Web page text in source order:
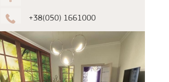
+38(050) 1661000